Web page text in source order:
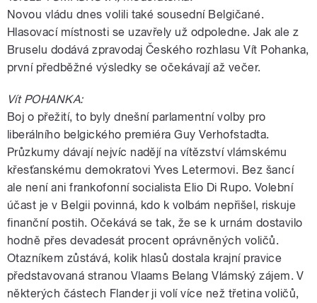
Novou vládu dnes volili také sousední Belgičané.
Hlasovací místnosti se uzavřely už odpoledne. Jak ale z
Bruselu dodává zpravodaj Českého rozhlasu Vít Pohanka,
první předběžné výsledky se očekávají až večer.
Vít POHANKA:
Boj o přežití, to byly dnešní parlamentní volby pro
liberálního belgického premiéra Guy Verhofstadta.
Průzkumy dávají nejvíc nadějí na vítězství vlámskému
křesťanskému demokratovi Yves Letermovi. Bez šancí
ale není ani frankofonní socialista Elio Di Rupo. Volební
účast je v Belgii povinná, kdo k volbám nepřišel, riskuje
finanční postih. Očekává se tak, že se k urnám dostavilo
hodně přes devadesát procent oprávněných voličů.
Otazníkem zůstává, kolik hlasů dostala krajní pravice
představovaná stranou Vlaams Belang Vlámský zájem. V
některých částech Flander ji volí více než třetina voličů,